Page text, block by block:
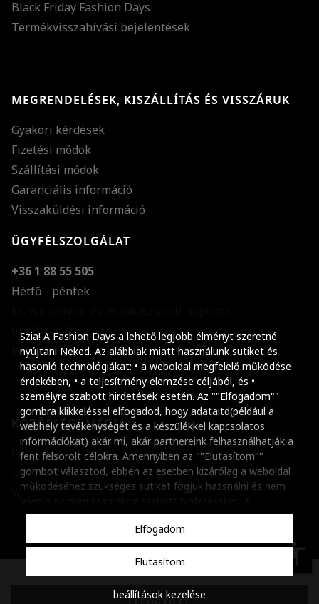
Szia! A Fashion Days a lehető legjobb élményt szeretné
nyújtani Neked. Az alábbiak miatt használunk sütiket és
hasonló technológiákat: • a weboldal megfelelő működése
érdekében, • a teljesítmény elemzése céljából, és •
személyre szabott hirdetések esetén. Az ""Elfogadom""
gombra klikkeléssel elfogadod, hogy adataitd(például a
webhely tevékenységét és a készülékkel kapcsolatos
információkat) akár mi, akár partnereink felhasználhatják a
fent felsorolt célokra. Amennyiben az ""Elutasítom""
gombot választod, ebben az esetben kizárólag a weboldal
működéséhez szükséges sütiket fogjuk hazsnálni és nem
beállításaidat bármikor módosíthatod, a ""Beállítások
kezelése"" gombra kattintva. Tudj meg többet
szabályzatunkról.
Elfogadom
Elutasítom
beállítások kezelése
Black Friday Fashion Days
Termékvisszahívási bejelentések
MEGRENDELÉSEK, KISZÁLLÍTÁS ÉS VISSZÁRUK
Gyakori kérdések
Fizetési módok
Szállítási módok
Garanciális információ
Visszaküldési információ
ÜGYFÉLSZOLGÁLAT
+36 1 88 55 505
Hétfő - péntek
08:00 - 16:30
E-mail küldése
KÖZÖSSÉGI MÉDIA
Facebook
Instagram
Youtube
accessibility
Szöveg méretének
Szóköz növelése
Szóköz csökkentése
Sortávolság
Sortávolság
Színek invertálása
Szürke
Nagy kurzor